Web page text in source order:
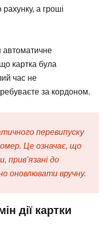
рахунку, а гроші
автоматичне
картка була
час не
за кордоном.
перевипуску
Це означає, що
прив’язані до
оновлювати вручну.
дії картки